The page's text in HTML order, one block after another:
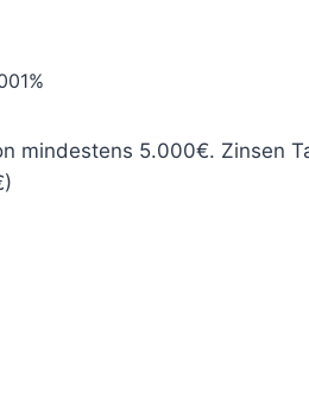
mindestens 5.000€. Zinsen